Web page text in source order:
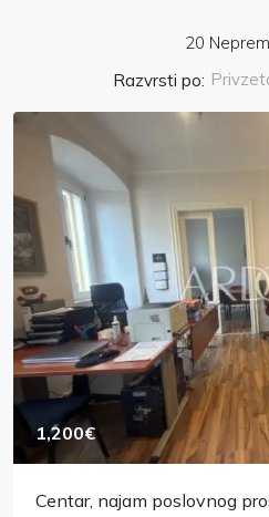
20
Razvrsti po:
1,200€
Centar, najam poslovnog